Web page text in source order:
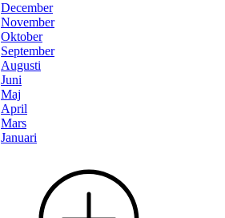
December
November
Oktober
September
Augusti
Juni
Maj
April
Mars
Januari